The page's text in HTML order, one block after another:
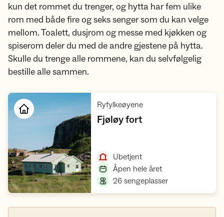
kun det rommet du trenger, og hytta har fem ulike
rom med både fire og seks senger som du kan velge
mellom. Toalett, dusjrom og messe med kjøkken og
spiserom deler du med de andre gjestene på hytta.
Skulle du trenge alle rommene, kan du selvfølgelig
bestille alle sammen.
Ryfylkeøyene,
Fjøløy fort
Ubetjent,
Åpen hele året,
26 sengeplasser,